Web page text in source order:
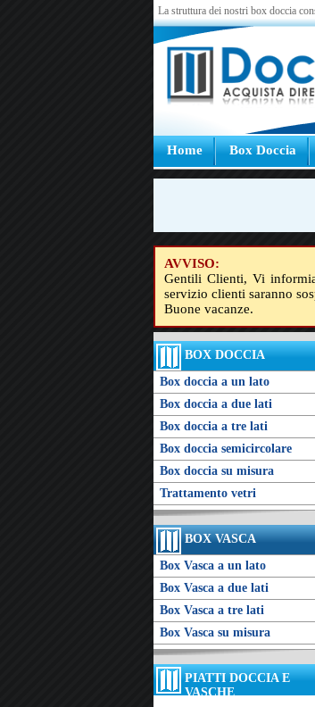
La struttura dei nostri box doccia
Home Box Doccia
AVVISO:
Gentili Clienti, Vi
servizio clienti saranno
Buone vacanze.
BOX DOCCIA
Box doccia a un lato
Box doccia a due lati
Box doccia a tre lati
Box doccia semicircolare
Box doccia su misura
Trattamento vetri
BOX VASCA
Box Vasca a un lato
Box Vasca a due lati
Box Vasca a tre lati
Box Vasca su misura
PIATTI DOCCIA E
VASCHE